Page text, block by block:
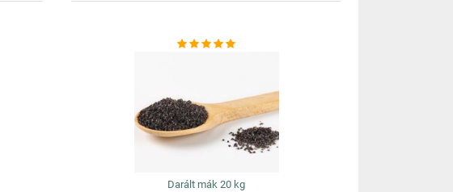
Darált mák 20 kg